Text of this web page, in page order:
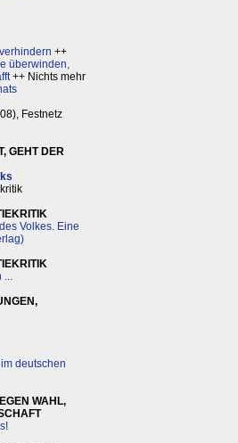
++
überwinden,
++ Nichts mehr
Festnetz
GEHT DER
Volkes. Eine
deutschen
WAHL,